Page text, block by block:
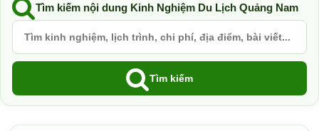
Tìm kiếm nội dung Kinh Nghiệm Du Lịch Quảng Nam
Tìm kiếm